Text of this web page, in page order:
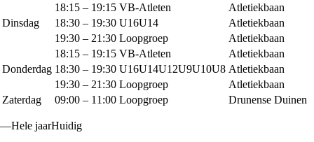
Dinsdag
18:15 – 19:15 VB-Atleten
Atletiekbaan
18:30 – 19:30 U16U14
Atletiekbaan
19:30 – 21:30 Loopgroep Atletiekbaan
Donderdag
18:15 – 19:15 VB-Atleten
Atletiekbaan
18:30 – 19:30 U16U14U12U9U10U8 Atletiekbaan
19:30 – 21:30 Loopgroep
Atletiekbaan
Zaterdag
09:00 – 11:00 Loopgroep Drunense Duinen
—Hele jaarHuidig